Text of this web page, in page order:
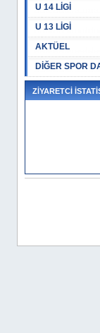
U 14 LİGİ
U 13 LİGİ
AKTÜEL
DİĞER SPOR
ZİYARETCİ